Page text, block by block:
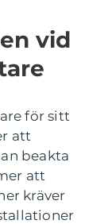
vid
för sitt
att
beakta
att
kräver